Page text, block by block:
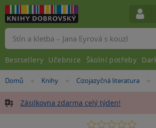
Nacházíte
zde:
Domů »
Knihy »
Cizojazyčná literatura
Zásilkovna zdarma celý týden!
0.0
Vyhledávání
Bestsellery Učebnice Školní potřeby